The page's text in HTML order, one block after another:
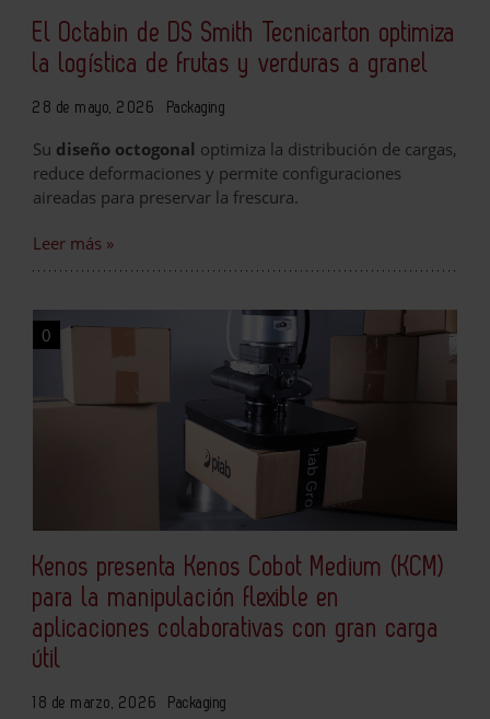
El Octabin de DS Smith Tecnicarton optimiza
la logística de frutas y verduras a granel
28 de mayo, 2026 Packaging
Su diseño octogonal optimiza la distribución de cargas,
reduce deformaciones y permite configuraciones
aireadas para preservar la frescura.
Leer más »
0
Kenos presenta Kenos Cobot Medium (KCM)
para la manipulación flexible en
aplicaciones colaborativas con gran carga
útil
18 de marzo, 2026 Packaging